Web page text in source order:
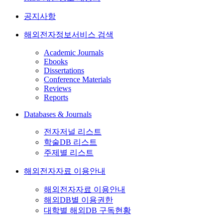
공지사항
해외전자정보서비스 검색
Academic Journals
Ebooks
Dissertations
Conference Materials
Reviews
Reports
Databases & Journals
전자저널 리스트
학술DB 리스트
주제별 리스트
해외전자자료 이용안내
해외전자자료 이용안내
해외DB별 이용권한
대학별 해외DB 구독현황